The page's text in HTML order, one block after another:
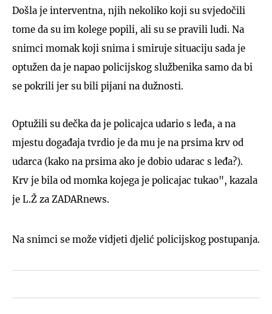
Došla je interventna, njih nekoliko koji su svjedočili
tome da su im kolege popili, ali su se pravili ludi. Na
snimci momak koji snima i smiruje situaciju sada je
optužen da je napao policijskog službenika samo da bi
se pokrili jer su bili pijani na dužnosti.
Optužili su dečka da je policajca udario s leđa, a na
mjestu događaja tvrdio je da mu je na prsima krv od
udarca (kako na prsima ako je dobio udarac s leđa?).
Krv je bila od momka kojega je policajac tukao", kazala
je L.Ž za ZADARnews.
Na snimci se može vidjeti djelić policijskog postupanja.